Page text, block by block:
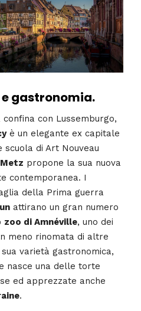
gastronomia.
con Lussemburgo,
è un elegante ex capitale
scuola di Art Nouveau
Metz propone la sua nuova
contemporanea. I
della Prima guerra
attirano un gran numero
zoo di Amnéville, uno dei
meno rinomata di altre
varietà gastronomica,
nasce una delle torte
ed apprezzate anche
.